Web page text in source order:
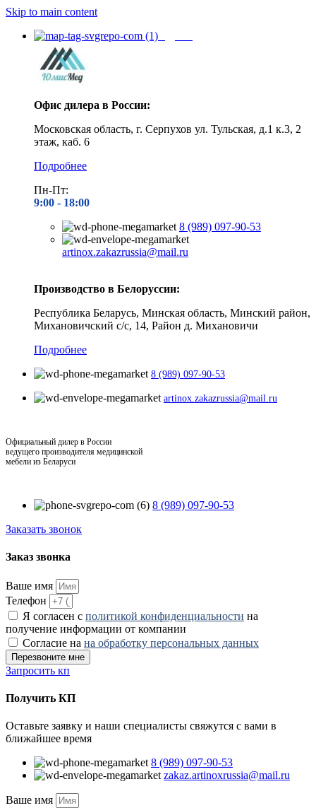
Skip to main content
Офис дилера в России:
Московская область, г. Серпухов ул. Тульская, д.1 к.3, 2
этаж, каб. 6
Подробнее
Пн-Пт:
9:00 - 18:00
8 (989) 097-90-53
artinox.zakazrussia@mail.ru
Производство в Белоруссии:
Республика Беларусь, Минская область, Минский район,
Михановичский с/с, 14, Район д. Михановичи
Подробнее
8 (989) 097-90-53
artinox.zakazrussia@mail.ru
Официальный дилер в России
ведущего производителя медицинской
мебели из Беларуси
8 (989) 097-90-53
Заказать звонок
Заказ звонка
Ваше имя
Телефон
Я согласен с политикой конфиденциальности на
получение информации от компании
Согласие на на обработку персональных данных
Перезвоните мне
Запросить кп
Получить КП
Оставьте заявку и наши специалисты свяжутся с вами в
ближайшее время
8 (989) 097-90-53
zakaz.artinoxrussia@mail.ru
Ваше имя